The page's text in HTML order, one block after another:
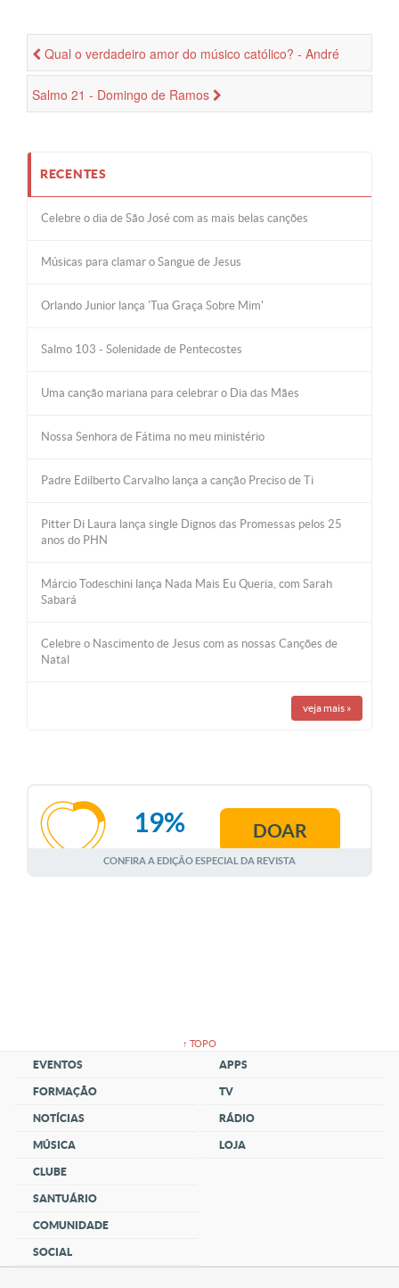
Qual o verdadeiro amor do músico católico? - André
Florêncio
Salmo 21 - Domingo de Ramos
RECENTES
Celebre o dia de São José com as mais belas canções
Músicas para clamar o Sangue de Jesus
Orlando Junior lança 'Tua Graça Sobre Mim'
Salmo 103 - Solenidade de Pentecostes
Uma canção mariana para celebrar o Dia das Mães
Nossa Senhora de Fátima no meu ministério
Padre Edilberto Carvalho lança a canção Preciso de Ti
Pitter Di Laura lança single Dignos das Promessas pelos 25
anos do PHN
Márcio Todeschini lança Nada Mais Eu Queria, com Sarah
Sabará
Celebre o Nascimento de Jesus com as nossas Canções de
Natal
veja mais »
AGOSTO
19% DOAR
CONFIRA A EDIÇÃO ESPECIAL DA REVISTA
↑ TOPO
EVENTOS
FORMAÇÃO
NOTÍCIAS
MÚSICA
CLUBE
SANTUÁRIO
COMUNIDADE
SOCIAL
APPS
TV
RÁDIO
LOJA